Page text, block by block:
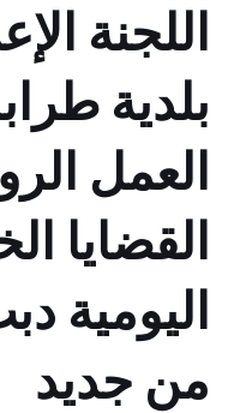
اللجنة
بلدية
العمل
القضايا
اليومية
من جديد